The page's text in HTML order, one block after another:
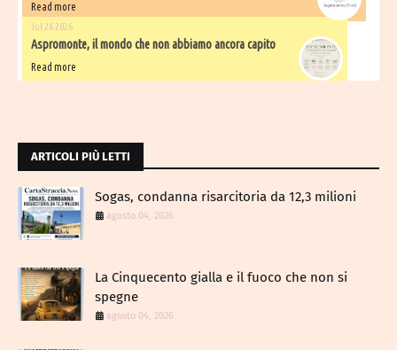
Read more
Jul 26 2026
Aspromonte, il mondo che non abbiamo ancora capito
Read more
ARTICOLI PIÙ LETTI
Sogas, condanna risarcitoria da 12,3 milioni
agosto 04, 2026
La Cinquecento gialla e il fuoco che non si
spegne
agosto 04, 2026